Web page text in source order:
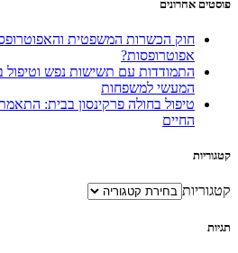
פוסטים אחרונים
חוק הכשרות המשפטית
אפוטרופסות?
התמודדות עם תשישות נפש וטיפול
המעשי למשפחות
טיפול בחולה פרקינסון בבית:
החיים
קטגוריות
קטגוריות
תגיות